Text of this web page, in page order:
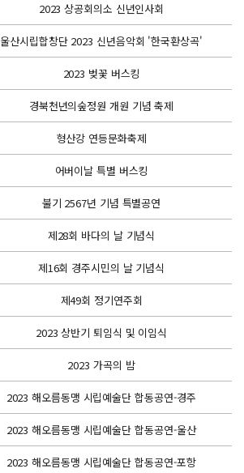
2023 상공회의소 신년인사회
울산시립합창단 2023 신년음악회 '한국환상곡'
2023 벚꽃 버스킹
경북천년의숲정원 개원 기념 축제
형산강 연등문화축제
어버이날 특별 버스킹
불기 2567년 기념 특별공연
제28회 바다의 날 기념식
제16회 경주시민의 날 기념식
제49회 정기연주회
2023 상반기 퇴임식 및 이임식
2023 가곡의 밤
2023 해오름동맹 시립예술단 합동공연-경주
2023 해오름동맹 시립예술단 합동공연-울산
2023 해오름동맹 시립예술단 합동공연-포항